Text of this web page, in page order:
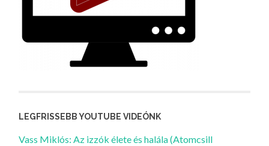
LEGFRISSEBB YOUTUBE VIDEÓNK
Vass Miklós: Az izzók élete és halála (Atomcsill